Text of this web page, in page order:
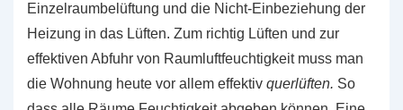
Einzelraumbelüftung und die Nicht-Einbeziehung der
Heizung in das Lüften. Zum richtig Lüften und zur
effektiven Abfuhr von Raumluftfeuchtigkeit muss man
die Wohnung heute vor allem effektiv querlüften. So